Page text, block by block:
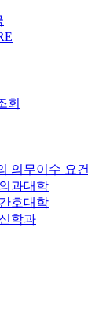
회
의무이수 요건
과대학
호대학
학과